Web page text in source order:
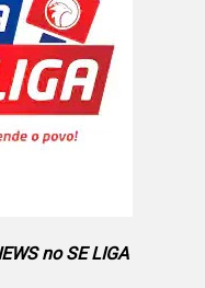
no SE LIGA